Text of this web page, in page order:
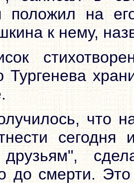
положил на
к нему,
Тургенева
что
сегодня
друзьям",
до смерти.